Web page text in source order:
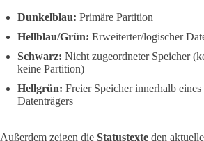
Dunkelblau: Primäre Partition
Hellblau/Grün: Erweiterter/logischer
Schwarz: Nicht zugeordneter Speicher
keine Partition)
Hellgrün: Freier Speicher innerhalb eines
Datenträgers
Außerdem zeigen die Statustexte den